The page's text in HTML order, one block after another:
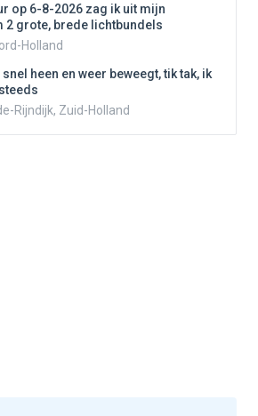
op 6-8-2026 zag ik uit mijn
2 grote, brede lichtbundels
Holland
heen en weer beweegt, tik tak, ik
Rijndijk, Zuid-Holland